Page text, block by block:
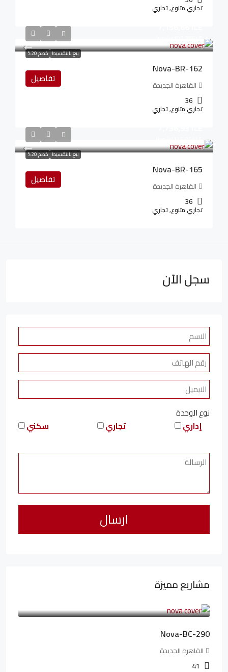
تجاري متنوع, تجاري
بيع بالتقسيط خصم 20%
Nova-BR-162
القاهرة الجديدة
36
تجاري متنوع, تجاري
تفاصيل
بيع بالتقسيط خصم 20%
Nova-BR-165
القاهرة الجديدة
36
تجاري متنوع, تجاري
تفاصيل
سجل الآن
نوع الوحدة
سكني
تجاري إداري
مشاريع مميزة
6,323,076LE
Nova-BC-290
القاهرة الجديدة
41